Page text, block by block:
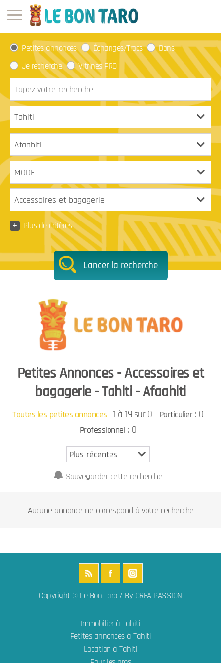
Petites annonces Échanges/Trocs
Dons
Je recherche
Vitrines PRO
+ Plus de critères
Lancer la recherche
Petites Annonces - Accessoires et
bagagerie - Tahiti - Afaahiti
Toutes les petites annonces :1 à 19 sur 0 Particulier: 0
Professionnel : 0
Sauvegarder cette recherche
Aucune annonce ne correspond à votre recherche
Copyright ©Le Bon Taro/ ByCREA PASSION
Immobilier à Tahiti
Petites annonces à Tahiti
Location à Tahiti